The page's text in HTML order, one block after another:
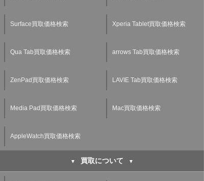
Surface買取価格検索 Xperia Tablet買取価格検索
Qua Tab買取価格検索 arrows Tab買取価格検索
ZenPad買取価格検索 LAVIE Tab買取価格検索
Media Pad買取価格検索 Mac買取価格検索
AppleWatch買取価格検索
買取について